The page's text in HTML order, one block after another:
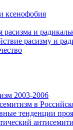
ксенофобия
расизма и
расизму и
2003-2006
в
тенденции